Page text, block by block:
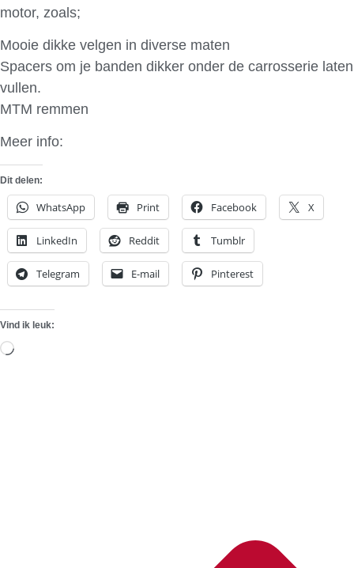
motor, zoals;
Mooie dikke velgen in diverse maten
Spacers om je banden dikker onder de carrosserie laten
vullen.
MTM remmen
Meer info:
Dit delen:
WhatsApp Print Facebook X
LinkedIn Reddit Tumblr
Telegram E-mail Pinterest
Vind ik leuk:
Aan